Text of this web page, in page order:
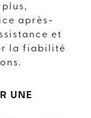
après-
et
la fiabilité
UNE